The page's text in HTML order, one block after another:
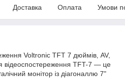
Доставка Оплата Умови
Voltronic TFT 7 дюймів, AV,
відеоспостереження TFT-7 — це
монітор із діагоналлю 7"